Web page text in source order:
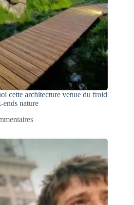
cette architecture venue du froid
ends nature